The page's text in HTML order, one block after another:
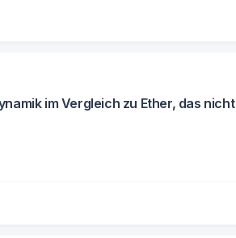
im Vergleich zu Ether, das nicht